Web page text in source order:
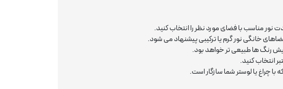
خانگی نور گرم یا ترکیبی پیشنهاد می شود.
انتخاب کنید.